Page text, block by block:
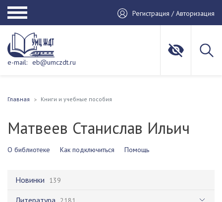
Регистрация / Авторизация
e-mail: eb@umczdt.ru
Главная Книги и учебные пособия
Матвеев Станислав Ильич
О библиотеке Как подключиться Помощь
Новинки 139
Литература